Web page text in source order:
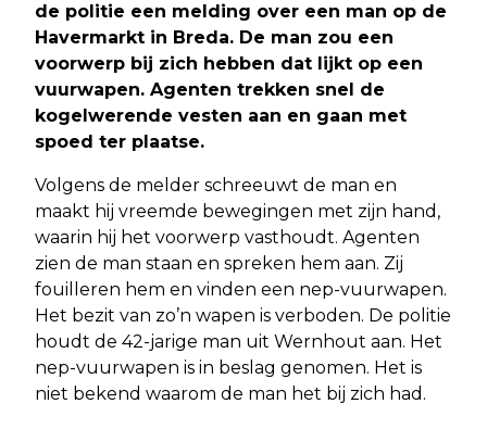
de politie een melding over een man op de
Havermarkt in Breda. De man zou een
voorwerp bij zich hebben dat lijkt op een
vuurwapen. Agenten trekken snel de
kogelwerende vesten aan en gaan met
spoed ter plaatse.
Volgens de melder schreeuwt de man en
maakt hij vreemde bewegingen met zijn hand,
waarin hij het voorwerp vasthoudt. Agenten
zien de man staan en spreken hem aan. Zij
fouilleren hem en vinden een nep-vuurwapen.
Het bezit van zo’n wapen is verboden. De politie
houdt de 42-jarige man uit Wernhout aan. Het
nep-vuurwapen is in beslag genomen. Het is
niet bekend waarom de man het bij zich had.